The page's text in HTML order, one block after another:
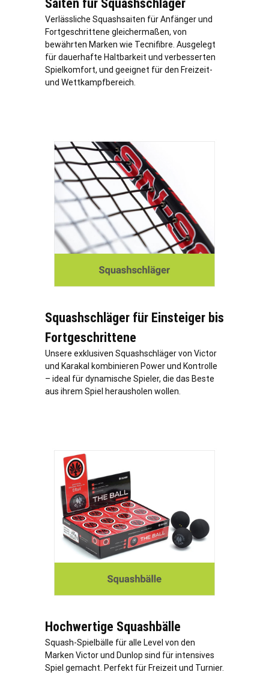
Saiten für Squashschläger
Verlässliche Squashsaiten für Anfänger und
Fortgeschrittene gleichermaßen, von
bewährten Marken wie Tecnifibre. Ausgelegt
für dauerhafte Haltbarkeit und verbesserten
Spielkomfort, und geeignet für den Freizeit-
und Wettkampfbereich.
Squashschläger für Einsteiger bis
Fortgeschrittene
Unsere exklusiven Squashschläger von Victor
und Karakal kombinieren Power und Kontrolle
– ideal für dynamische Spieler, die das Beste
aus ihrem Spiel herausholen wollen.
Hochwertige Squashbälle
Squash-Spielbälle für alle Level von den
Marken Victor und Dunlop sind für intensives
Spiel gemacht. Perfekt für Freizeit und Turnier.